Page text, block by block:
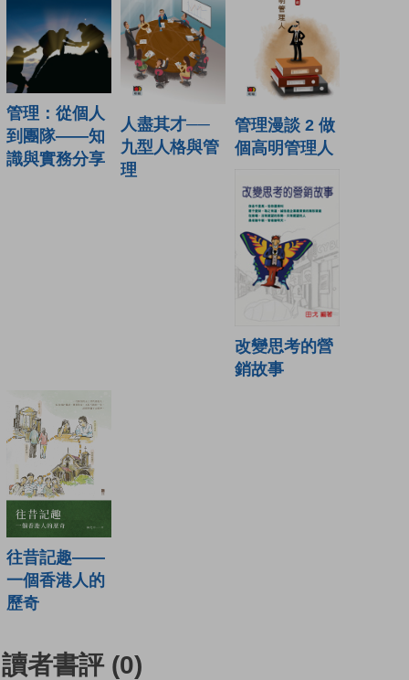
管理：從個人
到團隊——知
識與實務分享
人盡其才──
九型人格與管
理
管理漫談 2 做
個高明管理人
改變思考的營
銷故事
往昔記趣——
一個香港人的
歷奇
讀者書評 (0)